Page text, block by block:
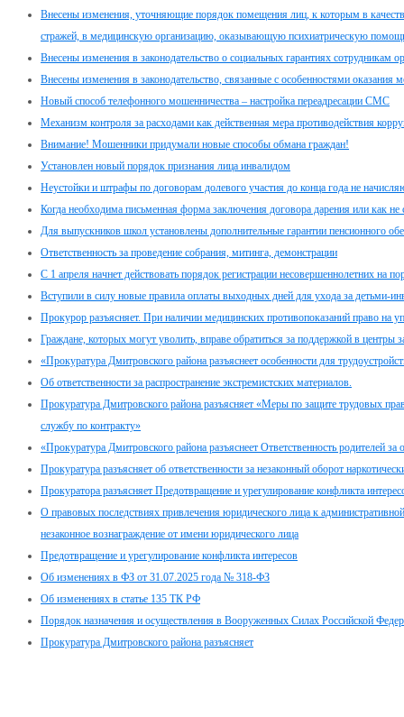
Внесены изменения, уточняющие порядок помещения лиц, к которым в
стражей, в медицинскую организацию, оказывающую психиатрическую
Внесены изменения в законодательство о социальных гарантиях сотрудникам
Внесены изменения в законодательство, связанные с особенностями
Новый способ телефонного мошенничества – настройка переадресации СМС
Механизм контроля за расходами как действенная мера противодействия
Внимание! Мошенники придумали новые способы обмана граждан!
Установлен новый порядок признания лица инвалидом
Неустойки и штрафы по договорам долевого участия до конца года не
Когда необходима письменная форма заключения договора дарения или как
Для выпускников школ установлены дополнительные гарантии пенсионного
Ответственность за проведение собрания, митинга, демонстрации
C 1 апреля начнет действовать порядок регистрации несовершеннолетних на
Вступили в силу новые правила оплаты выходных дней для ухода за детьми-
Прокурор разъясняет. При наличии медицинских противопоказаний право на
Граждане, которых могут уволить, вправе обратиться за поддержкой в центры
«Прокуратура Дмитровского района разъяснеет особенности для
Об ответственности за распространение экстремистских материалов.
Прокуратура Дмитровского района разъясняет «Меры по защите трудовых
службу по контракту»
«Прокуратура Дмитровского района разъяснеет Ответственность родителей за
Прокуратура разъясняет об ответственности за незаконный оборот
Прокуратора разъясняет Предотвращение и урегулирование конфликта
О правовых последствиях привлечения юридического лица к
незаконное вознаграждение от имени юридического лица
Предотвращение и урегулирование конфликта интересов
Об изменениях в ФЗ от 31.07.2025 года № 318-ФЗ
Об изменениях в статье 135 ТК РФ
Порядок назначения и осуществления в Вооруженных Силах Российской
Прокуратура Дмитровского района разъясняет